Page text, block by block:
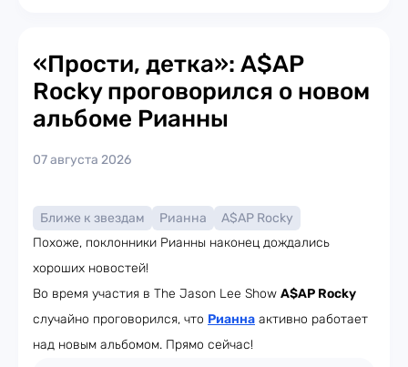
«Прости, детка»: A$AP
Rocky проговорился о новом
альбоме Рианны
07 августа 2026
Ближе к звездам Рианна
A$AP Rocky
Похоже, поклонники Рианны наконец дождались
хороших новостей!
Во время участия в The Jason Lee Show A$AP Rocky
случайно проговорился, что Рианна активно работает
над новым альбомом. Прямо сейчас!